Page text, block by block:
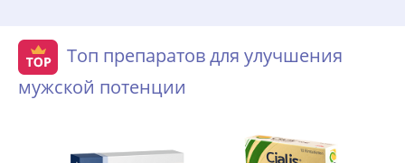
Топ препаратов для улучшения
мужской потенции